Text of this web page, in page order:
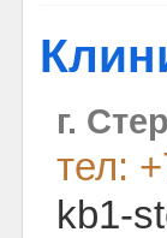
г.
тел:
kb1-